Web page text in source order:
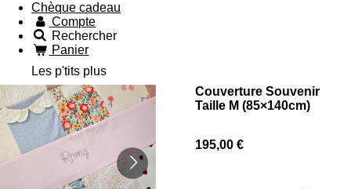
Chèque cadeau
Compte
Rechercher
Panier
Les p'tits plus
Couverture Souvenir
Taille M (85×140cm)
195,00 €